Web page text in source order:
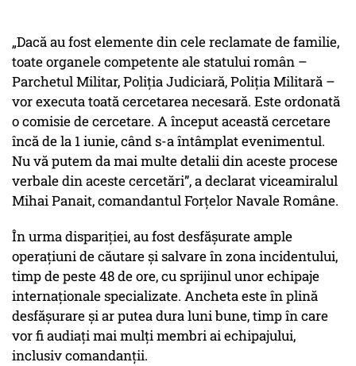
„Dacă au fost elemente din cele reclamate de familie,
toate organele competente ale statului român –
Parchetul Militar, Poliția Judiciară, Poliția Militară –
vor executa toată cercetarea necesară. Este ordonată
o comisie de cercetare. A început această cercetare
încă de la 1 iunie, când s-a întâmplat evenimentul.
Nu vă putem da mai multe detalii din aceste procese
verbale din aceste cercetări”, a declarat viceamiralul
Mihai Panait, comandantul Forțelor Navale Române.
În urma dispariției, au fost desfășurate ample
operațiuni de căutare și salvare în zona incidentului,
timp de peste 48 de ore, cu sprijinul unor echipaje
internaționale specializate. Ancheta este în plină
desfășurare și ar putea dura luni bune, timp în care
vor fi audiați mai mulți membri ai echipajului,
inclusiv comandanții.